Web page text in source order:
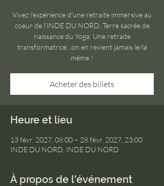
Vivez l'expérience d'une retraite immersive au
coeur de l'INDE DU NORD, Terre sacrée de
naissance du Yoga. Une retraite
transformatrice...on en revient jamais le/la
même !
Acheter des billets
Heure et lieu
13 févr. 2027, 08:00 – 28 févr. 2027, 23:00
INDE DU NORD, INDE DU NORD
À propos de l'événement